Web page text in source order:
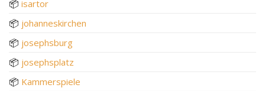
📦 isartor
📦 johanneskirchen
📦 josephsburg
📦 josephsplatz
📦 Kammerspiele